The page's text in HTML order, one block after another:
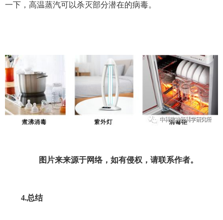
一下，高温蒸汽可以杀灭部分潜在的病毒。
图片来来源于网络，如有侵权，请联系作者。
4.总结